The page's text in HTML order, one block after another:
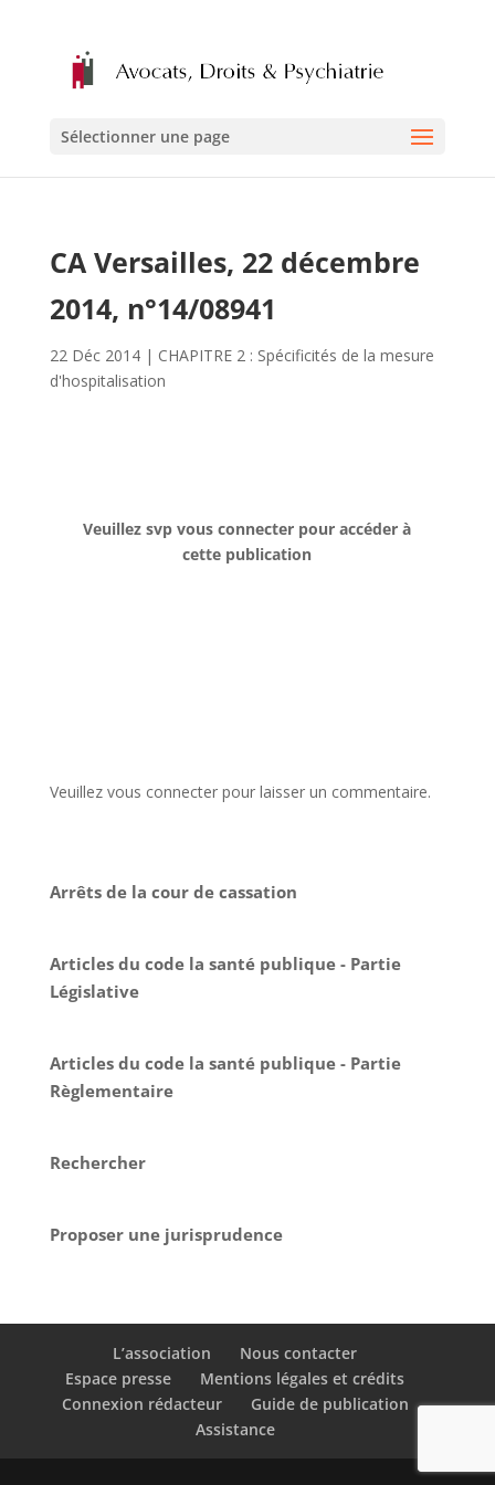
Sélectionner une page
CA Versailles, 22 décembre
2014, n°14/08941
22 Déc 2014| CHAPITRE 2 : Spécificités de la mesure
d'hospitalisation
Veuillez svp vous connecter pour accéder à
cette publication
Veuillez vous connecter pour laisser un commentaire.
Arrêts de la cour de cassation
Articles du code la santé publique - Partie
Législative
Articles du code la santé publique - Partie
Règlementaire
Rechercher
Proposer une jurisprudence
L’association
Nous contacter
Espace presse
Mentions légales et crédits
Connexion rédacteur
Guide de publication
Assistance